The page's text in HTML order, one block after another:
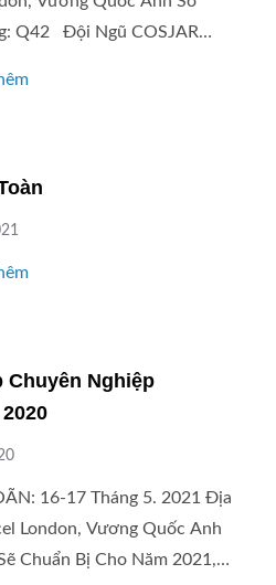
Today! For More
Contact Us At
Q42 Đội Ngũ COSJAR
Sóc Da Bằng Nhựa? Hãy
Chuyên Nghiệp
16-17 Tháng 5. 2021 Địa
London, Vương Quốc Anh
Chuẩn Bị Cho Năm 2021,